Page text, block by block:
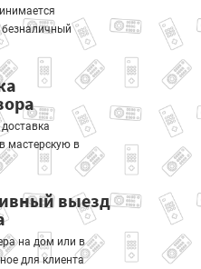
мастерскую в
выезд
на дом или в
для клиента